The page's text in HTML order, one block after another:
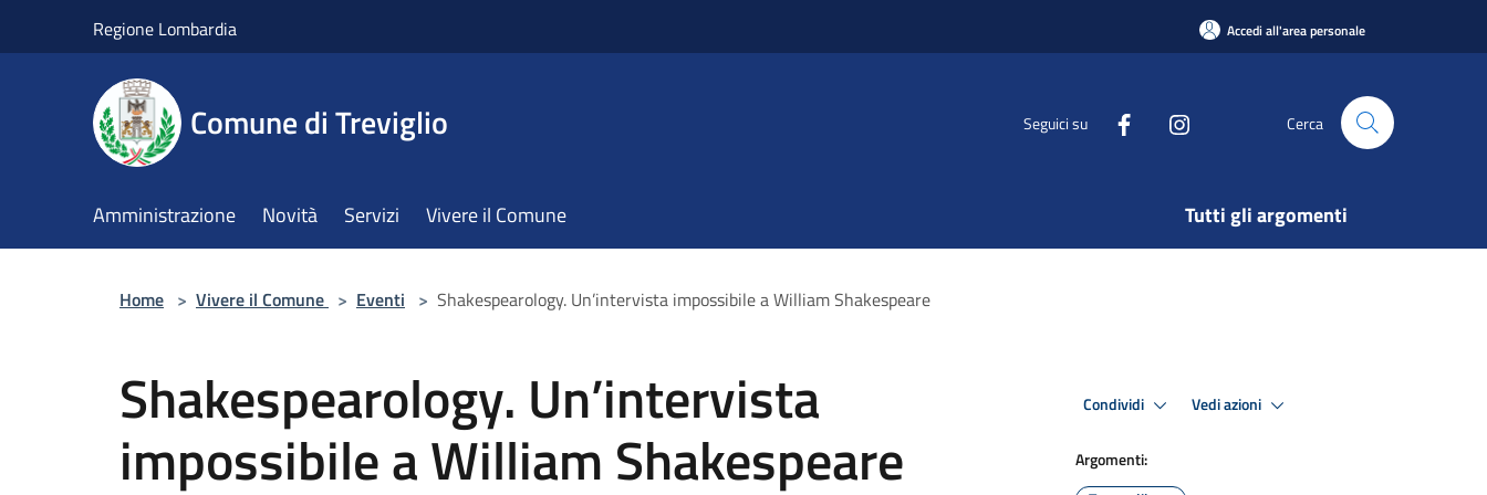
Regione Lombardia Accedi all'area personale
Comune di Treviglio Seguici su Cerca
Amministrazione Novità Servizi Vivere il Comune Tutti gli argomenti
Home > Vivere il Comune > Eventi > Shakespearology. Un’intervista impossibile a William Shakespeare
Shakespearology. Un’intervista
impossibile a William Shakespeare
Condividi Vedi azioni
Argomenti: